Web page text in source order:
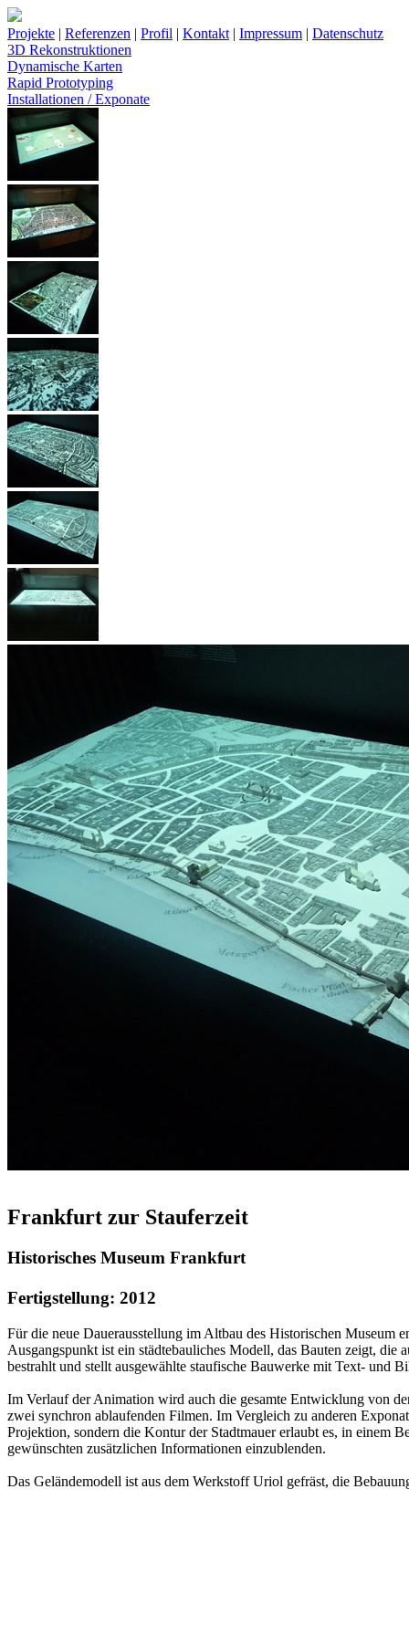
Projekte | Referenzen | Profil | Kontakt | Impressum | Datenschutz
3D Rekonstruktionen
Dynamische Karten
Rapid Prototyping
Installationen / Exponate
Frankfurt zur Stauferzeit
Historisches Museum Frankfurt
Fertigstellung: 2012
Für die neue Dauerausstellung im Altbau des Historischen Museum
Ausgangspunkt ist ein städtebauliches Modell, das Bauten zeigt,
bestrahlt und stellt ausgewählte staufische Bauwerke mit Text- und
Im Verlauf der Animation wird auch die gesamte Entwicklung von
zwei synchron ablaufenden Filmen. Im Vergleich zu anderen
Projektion, sondern die Kontur der Stadtmauer erlaubt es, in einem
gewünschten zusätzlichen Informationen einzublenden.
Das Geländemodell ist aus dem Werkstoff Uriol gefräst, die